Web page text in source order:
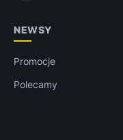
NEWSY
Promocje
Polecamy